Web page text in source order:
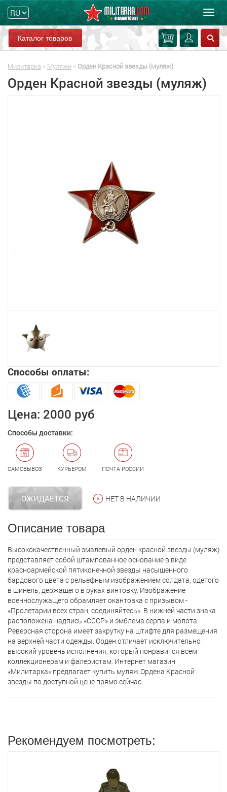
Каталог товаров
Милитарка » Муляжи » Орден Красной звезды (муляж)
Орден Красной звезды (муляж)
Способы оплаты:
Цена: 2000 руб
Способы доставки:
САМОВЫВОЗ КУРЬЕРОМ ПОЧТА РОССИИ
ОЖИДАЕТСЯ НЕТ В НАЛИЧИИ
Описание товара
Высококачественный эмалевый орден красной звезды (муляж)
представляет собой штампованное основание в виде
красноармейской пятиконечной звезды насыщенного
бардового цвета с рельефным изображением солдата, одетого
в шинель, держащего в руках винтовку. Изображение
военнослужащего обрамляет окантовка с призывом -
«Пролетарии всех стран, соединяйтесь». В нижней части знака
расположена надпись «СССР» и эмблема серпа и молота.
Реверсная сторона имеет закрутку на штифте для размещения
на верхней части одежды. Орден отличает исключительно
высокий уровень исполнения, который понравится всем
коллекционерам и фалеристам. Интернет магазин
«Милитарка» предлагает кyпить муляж Ордена Красной
звезды по доступной цене прямо сейчас.
Рекомендуем посмотреть: